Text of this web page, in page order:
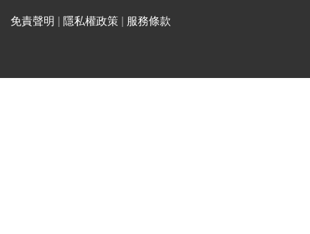
免責聲明 隱私權政策 服務條款